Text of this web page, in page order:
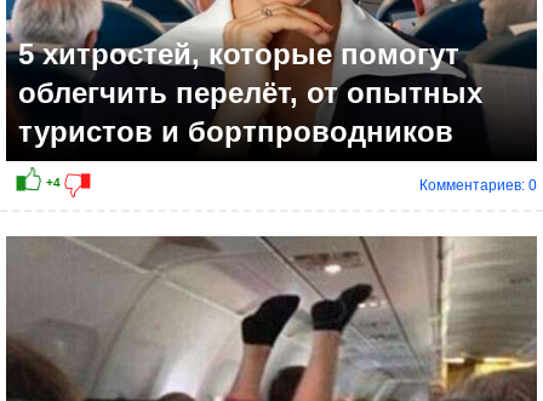
5 хитростей, которые помогут
облегчить перелёт, от опытных
туристов и бортпроводников
Комментариев: 0